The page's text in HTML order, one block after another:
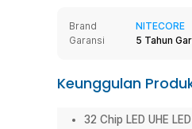
Brand
NITECORE
Garansi
5 Tahun
Keunggulan
32 Chip LED UHE